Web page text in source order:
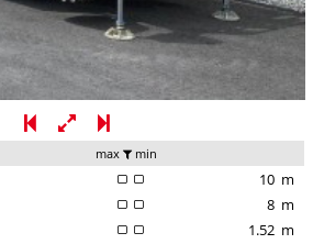
max min
10 m
8 m
1.52 m